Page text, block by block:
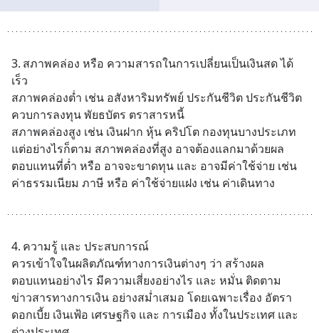
3.	สภาพคล่อง หรือ ความสารถในการเปลี่ยนเป็นเงินสด ได้
เร็ว
สภาพคล่องต่ำ เช่น อสังหาริมทรัพย์ ประกันชีวิต ประกันชีวิต
ควบการลงทุน พัยธบัตร ตราสารหนี้
สภาพคล่องสูง เช่น เงินฝาก หุ้น คริปโต กองทุนบางประเภท
แต่อย่างไรก็ตาม สภาพคล่องที่สูง อาจต้องแลกมาด้วยผล
ตอบแทนที่ต่ำ หรือ อาจจะขาดทุน และ อาจมีค่าใช้จ่าย เช่น
ค่าธรรมเนียม ภาษี หรือ ค่าใช้จ่ายแฝง เช่น ค่าเดินทาง
4.	ความรู้ และ ประสบการณ์
ควรเข้าใจในผลิตภัณฑ์ทางการเงินต่างๆ ว่า สร้างผล
ตอบแทนอย่างไร มีความเสี่ยงอย่างไร และ หมั่น ติดตาม
ข่าวสารทางการเงิน อย่างสม่ำเสมอ โดยเฉพาะเรื่อง อัตรา
ดอกเบี้ย เงินเฟ้อ เศรษฐกิจ และ การเมือง ทั้งในประเทศ และ